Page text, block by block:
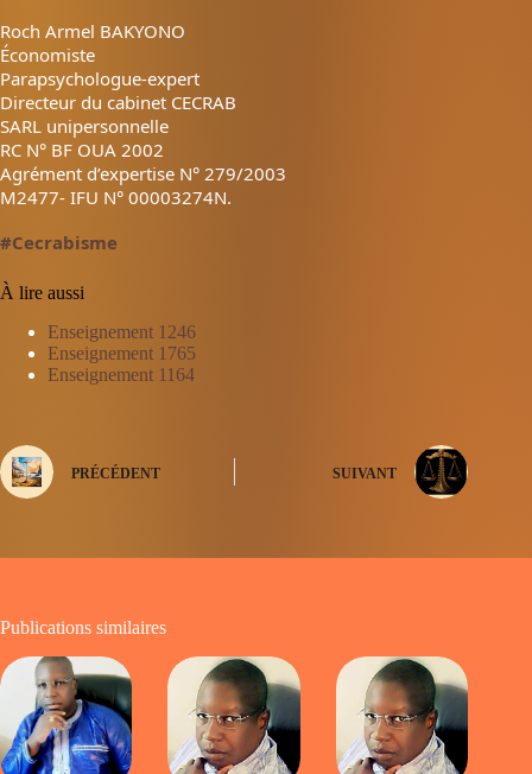
Roch Armel BAKYONO
Économiste
Parapsychologue-expert
Directeur du cabinet CECRAB
SARL unipersonnelle
RC N° BF OUA 2002
Agrément d’expertise N° 279/2003
M2477- IFU N° 00003274N.
#Cecrabisme
À lire aussi
Enseignement 1246
Enseignement 1765
Enseignement 1164
PRÉCÉDENT SUIVANT
Publications similaires